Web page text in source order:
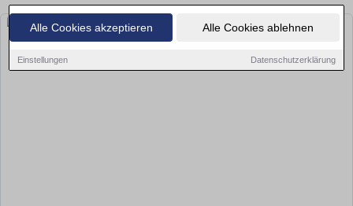
Alle Cookies akzeptieren Alle Cookies ablehnen
Einstellungen Datenschutzerklärung